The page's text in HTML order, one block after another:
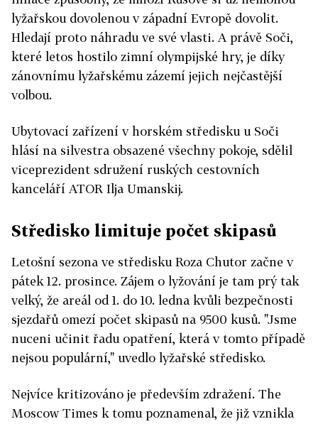
lyžařskou dovolenou v západní Evropě dovolit.
Hledají proto náhradu ve své vlasti. A právě Soči,
které letos hostilo zimní olympijské hry, je díky
zánovnímu lyžařskému zázemí jejich nejčastější
volbou.
Ubytovací zařízení v horském středisku u Soči
hlásí na silvestra obsazené všechny pokoje, sdělil
viceprezident sdružení ruských cestovních
kanceláří ATOR Ilja Umanskij.
Středisko limituje počet skipasů
Letošní sezona ve středisku Roza Chutor začne v
pátek 12. prosince. Zájem o lyžování je tam prý tak
velký, že areál od 1. do 10. ledna kvůli bezpečnosti
sjezdařů omezí počet skipasů na 9500 kusů. "Jsme
nuceni učinit řadu opatření, která v tomto případě
nejsou populární," uvedlo lyžařské středisko.
Nejvíce kritizováno je především zdražení. The
Moscow Times k tomu poznamenal, že již vznikla